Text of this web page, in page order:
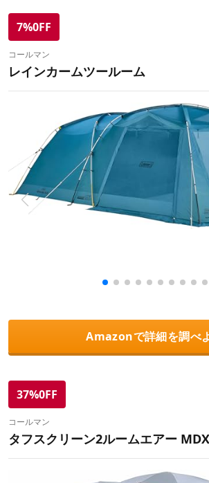
7%0FF
コールマン
レインカームツールーム
Amazonで詳細を調べ
37%0FF
コールマン
タフスクリーン2ルームエアー